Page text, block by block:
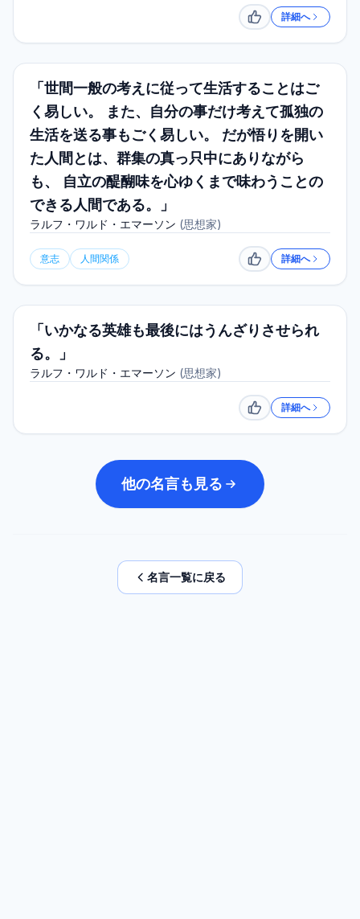
いいね詳細へ
「世間一般の考えに従って生活することはご
く易しい。 また、自分の事だけ考えて孤独の
生活を送る事もごく易しい。 だが悟りを開い
た人間とは、群集の真っ只中にありながら
も、 自立の醍醐味を心ゆくまで味わうことの
できる人間である。」
ラルフ・ワルド・エマーソン (思想家)
意志 人間関係 いいね詳細へ
「いかなる英雄も最後にはうんざりさせられ
る。」
ラルフ・ワルド・エマーソン (思想家)
いいね詳細へ
他の名言も見る
名言一覧に戻る